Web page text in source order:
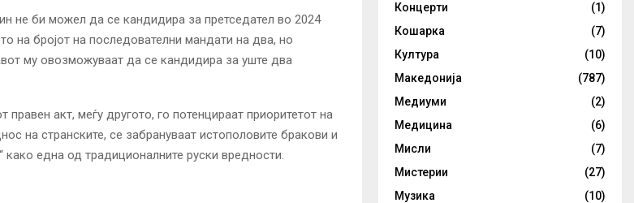
не би можел да се кандидира за претседател во 2024
на бројот на последователни мандати на два, но
му овозможуваат да се кандидира за уште два
правен акт, меѓу другото, го потенцираат приоритетот на
на странските, се забрануваат истополовите бракови и
како една од традиционалните руски вредности.
Концерти
(1)
Кошарка
(7)
Култура
(10)
Македонија
(787)
Медиуми
(2)
Медицина
(6)
Мисли
(7)
Мистерии
(27)
Музика
(10)